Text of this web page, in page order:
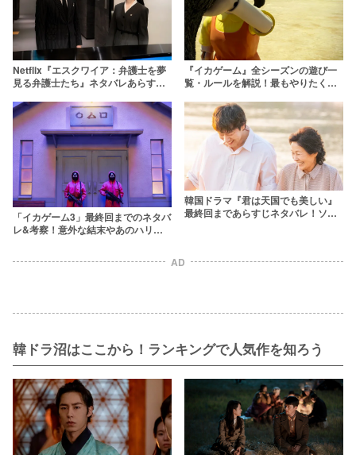
Netflix『エスクワイア：弁護士を夢
見る弁護士たち』ネタバレあらす
は？
『イカゲーム』全シーズンの遊び一
覧・ルールを解説！最もやりたくな
「イカゲーム3」最終回までのネタバ
レ&考察！意外な結末やあのハリウ
韓国ドラマ『君は天国でも美しい』
最終回まであらすじネタバレ！ソミ
AD
韓ドラ沼はここから！ランキングで人気作を知ろう